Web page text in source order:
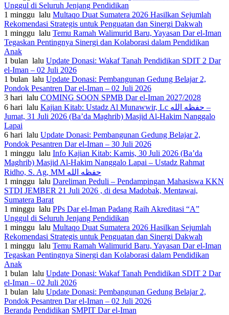
Unggul di Seluruh Jenjang Pendidikan
1 minggu lalu Multaqo Duat Sumatera 2026 Hasilkan Sejumlah
Rekomendasi Strategis untuk Penguatan dan Sinergi Dakwah
1 minggu lalu Temu Ramah Walimurid Baru, Yayasan Dar el-Iman
Tegaskan Pentingnya Sinergi dan Kolaborasi dalam Pendidikan
Anak
1 bulan lalu Update Donasi: Wakaf Tanah Pendidikan SDIT 2 Dar
el-Iman – 02 Juli 2026
1 bulan lalu Update Donasi: Pembangunan Gedung Belajar 2,
Pondok Pesantren Dar el-Iman – 02 Juli 2026
3 hari lalu COMING SOON SPMB Dar el-Iman 2027/2028
6 hari lalu Kajian Kitab: Ustadz Al Munawwir, Lc حفظه الله –
Jumat, 31 Juli 2026 (Ba’da Maghrib) Masjid Al-Hakim Nanggalo
Lapai
6 hari lalu Update Donasi: Pembangunan Gedung Belajar 2,
Pondok Pesantren Dar el-Iman – 30 Juli 2026
1 minggu lalu Info Kajian Kitab: Kamis, 30 Juli 2026 (Ba’da
Maghrib) Masjid Al-Hakim Nanggalo Lapai – Ustadz Rahmat
Ridho, S. Ag, MM حفظه الله
1 minggu lalu Dareliman Peduli – Pendampingan Mahasiswa KKN
STDI JEMBER 21 Juli 2026 , di desa Madobak, Mentawai,
Sumatera Barat
1 minggu lalu PPs Dar el-Iman Padang Raih Akreditasi “A”
Unggul di Seluruh Jenjang Pendidikan
1 minggu lalu Multaqo Duat Sumatera 2026 Hasilkan Sejumlah
Rekomendasi Strategis untuk Penguatan dan Sinergi Dakwah
1 minggu lalu Temu Ramah Walimurid Baru, Yayasan Dar el-Iman
Tegaskan Pentingnya Sinergi dan Kolaborasi dalam Pendidikan
Anak
1 bulan lalu Update Donasi: Wakaf Tanah Pendidikan SDIT 2 Dar
el-Iman – 02 Juli 2026
1 bulan lalu Update Donasi: Pembangunan Gedung Belajar 2,
Pondok Pesantren Dar el-Iman – 02 Juli 2026
Beranda Pendidikan SMPIT Dar el-Iman